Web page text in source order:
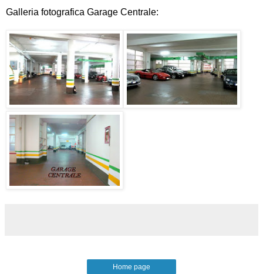
Galleria fotografica Garage Centrale:
Home page